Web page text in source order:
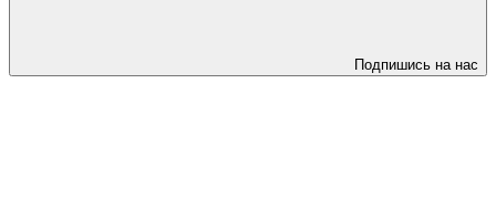
Подпишись на нас